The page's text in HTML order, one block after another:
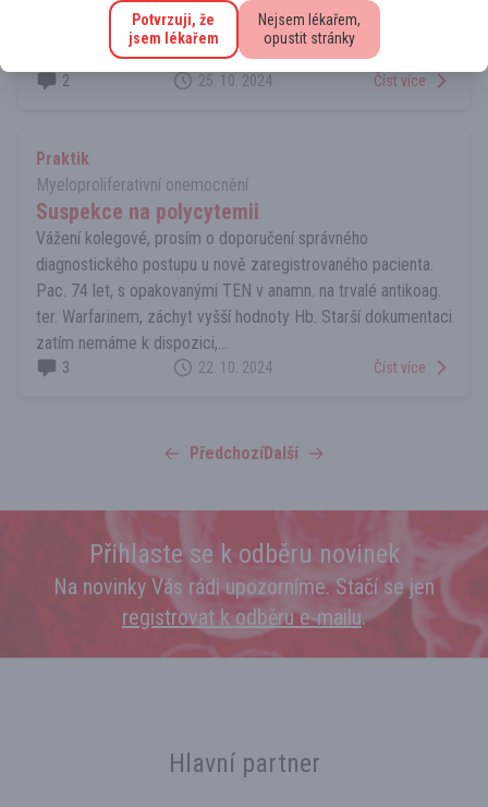
pseudotrombocytopenii, (při morfologickém hodnocení
nátěru periferní krve shluky trombocytů,...
2 25. 10. 2024 Číst více
Praktik
Myeloproliferativní onemocnění
Suspekce na polycytemii
Vážení kolegové, prosím o doporučení správného
diagnostického postupu u nově zaregistrovaného pacienta.
Pac. 74 let, s opakovanými TEN v anamn. na trvalé antikoag.
ter. Warfarinem, záchyt vyšší hodnoty Hb. Starší dokumentaci
zatím nemáme k dispozici,...
3 22. 10. 2024 Číst více
PředchozíDalší
Přihlaste se k odběru novinek
Na novinky Vás rádi upozorníme. Stačí se jen
registrovat k odběru e‑mailu.
Hlavní partner
Potvrzuji, že
jsem lékařem
Nejsem lékařem,
opustit stránky